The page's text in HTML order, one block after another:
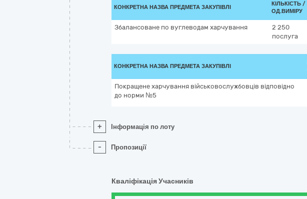
КОНКРЕТНА НАЗВА ПРЕДМЕТА ЗАКУПІВЛІ
КІЛЬКІСТЬ /
ОД.ВИМІРУ
Збалансоване по вуглеводам харчування
2 250
послуга
КОНКРЕТНА НАЗВА ПРЕДМЕТА ЗАКУПІВЛІ
Покращене харчування військовослужбовців відповідно
до норми №5
+ Інформація по лоту
- Пропозиції
Кваліфікація Учасників